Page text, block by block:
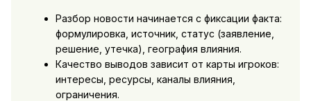
Разбор новости начинается с фиксации факта:
формулировка, источник, статус (заявление,
решение, утечка), география влияния.
Качество выводов зависит от карты игроков:
интересы, ресурсы, каналы влияния,
ограничения.